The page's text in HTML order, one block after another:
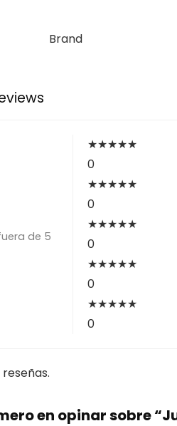
Brand
de 5
★★★★★
0
★★★★★
0
★★★★★
0
★★★★★
0
★★★★★
0
en opinar sobre